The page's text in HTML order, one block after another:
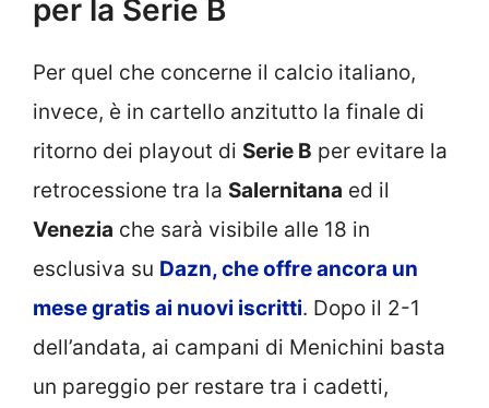
per la Serie B
Per quel che concerne il calcio italiano,
invece, è in cartello anzitutto la finale di
ritorno dei playout di Serie B per evitare la
retrocessione tra la Salernitana ed il
Venezia che sarà visibile alle 18 in
esclusiva su Dazn, che offre ancora un
mese gratis ai nuovi iscritti. Dopo il 2-1
dell’andata, ai campani di Menichini basta
un pareggio per restare tra i cadetti,